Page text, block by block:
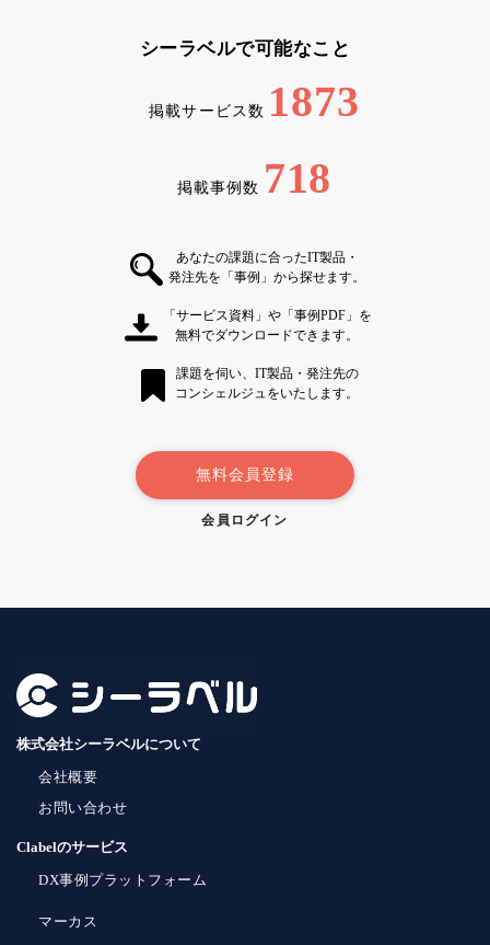
シーラベルで可能なこと
掲載サービス数 1873
掲載事例数 718
あなたの課題に合ったIT製品・
発注先を「事例」から探せます。
「サービス資料」や「事例PDF」を
無料でダウンロードできます。
課題を伺い、IT製品・発注先の
コンシェルジュをいたします。
無料会員登録
会員ログイン
株式会社シーラベルについて
会社概要
お問い合わせ
Clabelのサービス
DX事例プラットフォーム
マーカス